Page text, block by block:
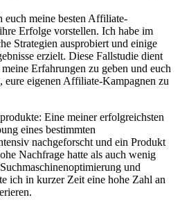
euch meine besten Affiliate-
Erfolge vorstellen. Ich habe im
Strategien ausprobiert und einige
erzielt. Diese Fallstudie dient
Erfahrungen zu geben und euch
eure eigenen Affiliate-Kampagnen zu
Eine meiner erfolgreichsten
eines bestimmten
nachgeforscht und ein Produkt
Nachfrage hatte als auch wenig
und
ich in kurzer Zeit eine hohe Zahl an